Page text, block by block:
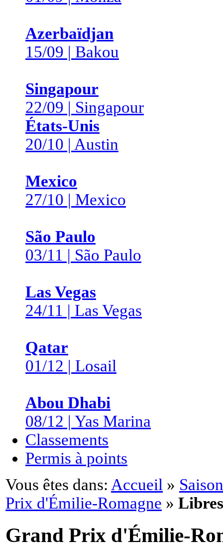
Azerbaïdjan
15/09 | Bakou
Singapour
22/09 | Singapour
États-Unis
20/10 | Austin
Mexico
27/10 | Mexico
São Paulo
03/11 | São Paulo
Las Vegas
24/11 | Las Vegas
Qatar
01/12 | Losail
Abou Dhabi
08/12 | Yas Marina
Classements
Permis à points
Vous êtes dans: Accueil »
Prix d'Émilie-Romagne »
Grand Prix d'Émilie-